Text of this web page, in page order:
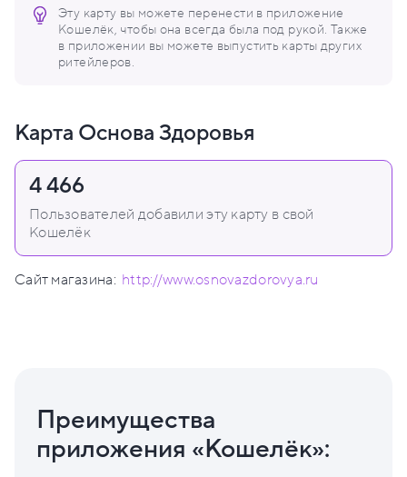
Эту карту вы можете перенести в приложение
Кошелёк, чтобы она всегда была под рукой. Также
в приложении вы можете выпустить карты других
ритейлеров.
Карта Основа Здоровья
4 466
Пользователей добавили эту карту в свой
Кошелёк
Сайт магазина: http://www.osnovazdorovya.ru
Преимущества
приложения «Кошелёк»: